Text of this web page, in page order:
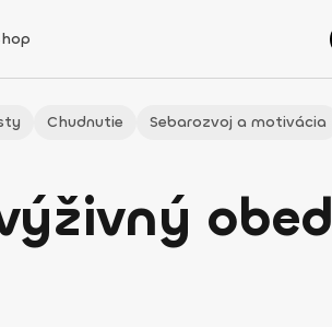
Chudnutie Sebarozvoj a motivácia
obed